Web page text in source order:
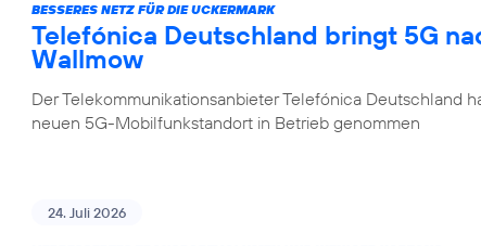
BESSERES NETZ FÜR DIE UCKERMARK
Telefónica Deutschland bringt 5G
Wallmow
Der Telekommunikationsanbieter Telefónica Deutschland
neuen 5G-Mobilfunkstandort in Betrieb genommen
24. Juli 2026